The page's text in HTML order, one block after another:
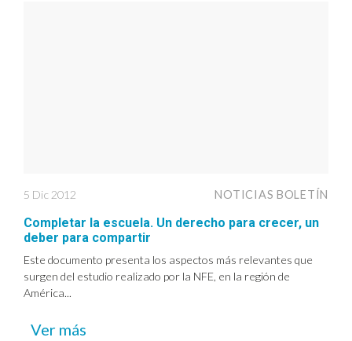
5 Dic 2012 NOTICIAS BOLETÍN
Completar la escuela. Un derecho para crecer, un
deber para compartir
Este documento presenta los aspectos más relevantes que
surgen del estudio realizado por la NFE, en la región de
América...
Ver más